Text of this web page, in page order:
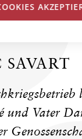
SAVART
und Vater